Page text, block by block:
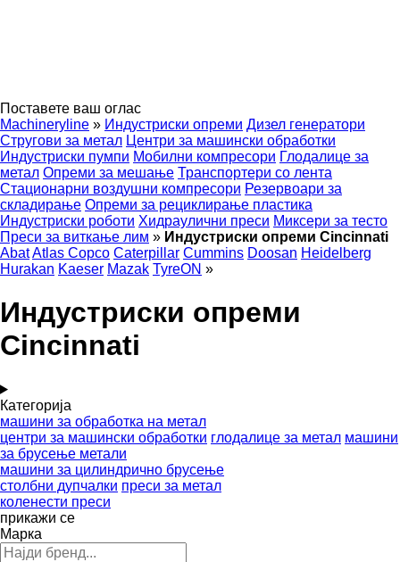
Поставете ваш оглас
Machineryline » Индустриски опреми Дизел генератори
Стругови за метал Центри за машински обработки
Индустриски пумпи Мобилни компресори Глодалице за
метал Опреми за мешање Транспортери со лента
Стационарни воздушни компресори Резервоари за
складирање Опреми за рециклирање пластика
Индустриски роботи Хидраулични преси Миксери за тесто
Преси за виткање лим » Индустриски опреми Cincinnati
AbatAtlas Copco Caterpillar Cummins Doosan Heidelberg
Hurakan Kaeser Mazak TyreON »
Индустриски опреми
Cincinnati
Категорија
машини за обработка на метал
центри за машински обработки глодалице за метал машини
за брусење метали
машини за цилиндрично брусење
столбни дупчалки преси за метал
коленести преси
прикажи се
Марка